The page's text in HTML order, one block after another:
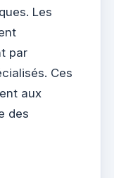
Les
par
Ces
aux
des